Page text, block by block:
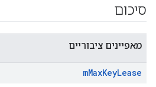
סיכום
מאפיינים ציבוריים
mMaxKeyLease